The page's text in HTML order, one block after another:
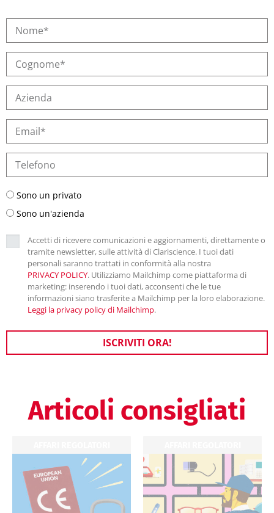
Sono un privato
Sono un'azienda
Accetti di ricevere comunicazioni e aggiornamenti, direttamente o
tramite newsletter, sulle attività di Clariscience. I tuoi dati
personali saranno trattati in conformità alla nostra
PRIVACY POLICY. Utilizziamo Mailchimp come piattaforma di
marketing: inserendo i tuoi dati, acconsenti che le tue
informazioni siano trasferite a Mailchimp per la loro elaborazione.
Leggi la privacy policy di Mailchimp.
ISCRIVITI ORA!
Articoli consigliati